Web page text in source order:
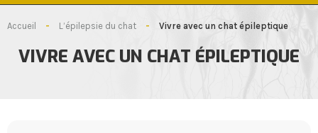
Accueil - L’épilepsie du chat - Vivre avec un chat épileptique
VIVRE AVEC UN CHAT ÉPILEPTIQUE